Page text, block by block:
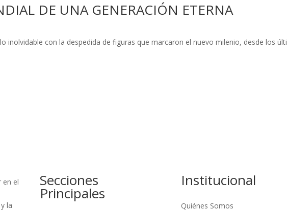
DE UNA GENERACIÓN ETERNA
inolvidable con la despedida de figuras que marcaron el nuevo milenio, desde los
en el
la
Secciones
Principales
Institucional
Quiénes Somos